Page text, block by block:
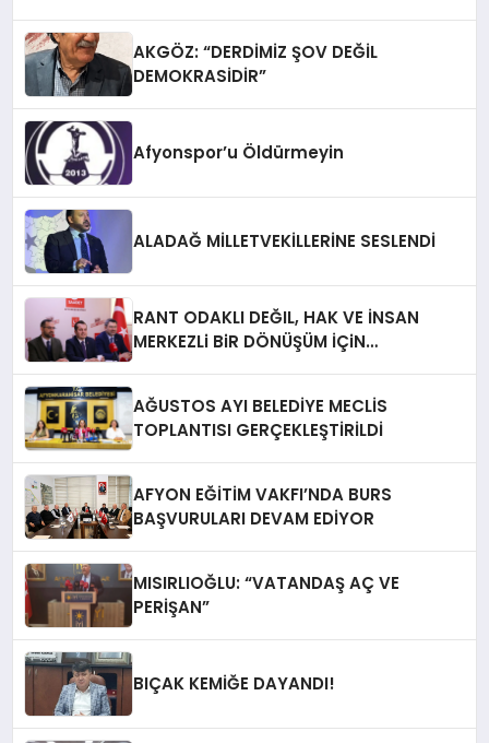
AKGÖZ: “DERDİMİZ ŞOV DEĞİL
DEMOKRASİDİR”
Afyonspor’u Öldürmeyin
ALADAĞ MİLLETVEKİLLERİNE SESLENDİ
RANT ODAKLI DEĞIL, HAK VE İNSAN
MERKEZLi BiR DÖNÜŞÜM İÇiN
AĞUSTOS AYI BELEDİYE MECLİS
TOPLANTISI GERÇEKLEŞTİRİLDİ
AFYON EĞİTİM VAKFI’NDA BURS
BAŞVURULARI DEVAM EDİYOR
MISIRLIOĞLU: “VATANDAŞ AÇ VE
PERİŞAN”
BIÇAK KEMİĞE DAYANDI!